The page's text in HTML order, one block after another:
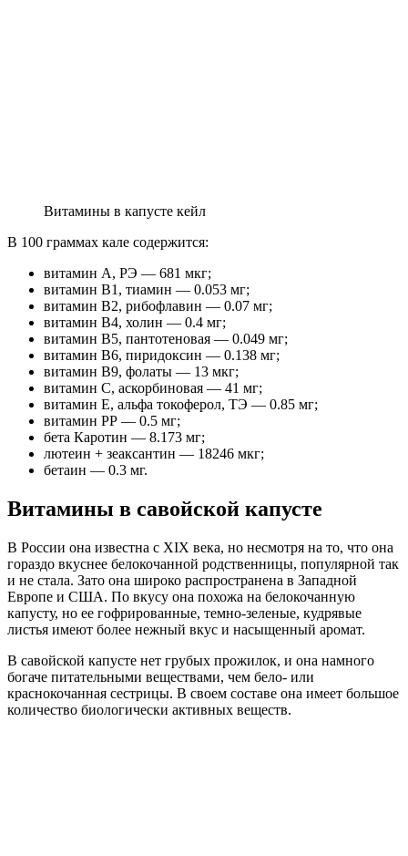
Витамины в капусте кейл
В 100 граммах кале содержится:
витамин А, РЭ — 681 мкг;
витамин В1, тиамин — 0.053 мг;
витамин В2, рибофлавин — 0.07 мг;
витамин В4, холин — 0.4 мг;
витамин В5, пантотеновая — 0.049 мг;
витамин В6, пиридоксин — 0.138 мг;
витамин В9, фолаты — 13 мкг;
витамин C, аскорбиновая — 41 мг;
витамин Е, альфа токоферол, ТЭ — 0.85 мг;
витамин РР — 0.5 мг;
бета Каротин — 8.173 мг;
лютеин + зеаксантин — 18246 мкг;
бетаин — 0.3 мг.
Витамины в савойской капусте
В России она известна с XIX века, но несмотря на то, что она
гораздо вкуснее белокочанной родственницы, популярной так
и не стала. Зато она широко распространена в Западной
Европе и США. По вкусу она похожа на белокочанную
капусту, но ее гофрированные, темно-зеленые, кудрявые
листья имеют более нежный вкус и насыщенный аромат.
В савойской капусте нет грубых прожилок, и она намного
богаче питательными веществами, чем бело- или
краснокочанная сестрицы. В своем составе она имеет большое
количество биологически активных веществ.